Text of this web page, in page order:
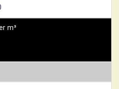
m³